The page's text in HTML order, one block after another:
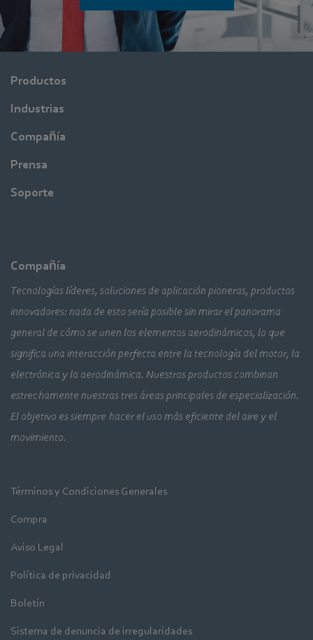
Productos
Industrias
Compañía
Prensa
Soporte
Compañía
Tecnologías líderes, soluciones de aplicación pioneras, productos
innovadores: nada de esto sería posible sin mirar el panorama
general de cómo se unen los elementos aerodinámicos, lo que
significa una interacción perfecta entre la tecnología del motor, la
electrónica y la aerodinámica. Nuestros productos combinan
estrechamente nuestras tres áreas principales de especialización.
El objetivo es siempre hacer el uso más eficiente del aire y el
movimiento.
Términos y Condiciones Generales
Compra
Aviso Legal
Política de privacidad
Boletín
Sistema de denuncia de irregularidades